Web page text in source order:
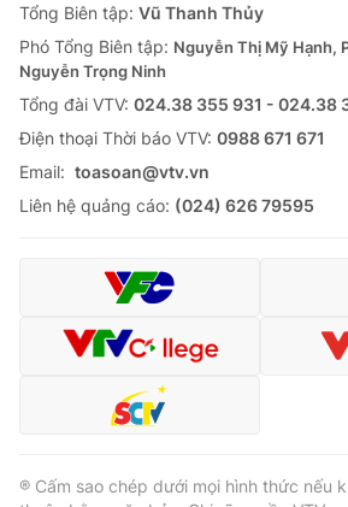
Tổng Biên tập: Vũ Thanh Thủy
Phó Tổng Biên tập: Nguyễn Thị Mỹ Hạnh,
Nguyễn Trọng Ninh
Tổng đài VTV: 024.38 355 931 - 024.38
Ðiện thoại Thời báo VTV: 0988 671 671
Email: toasoan@vtv.vn
Liên hệ quảng cáo: (024) 626 79595
® Cấm sao chép dưới mọi hình thức nếu